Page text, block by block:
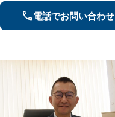
電話でお問い合わせ